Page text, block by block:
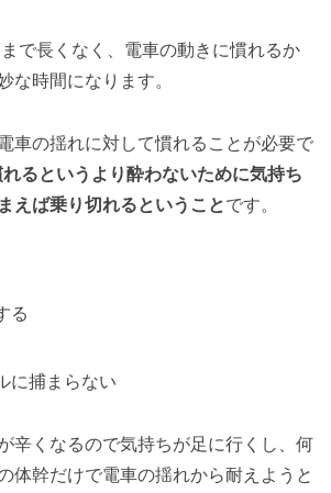
で長くなく、電車の動きに慣れるか
な時間になります。
車の揺れに対して慣れることが必要で
るというより酔わないために気持ち
えば乗り切れるということです。
る
に捕まらない
辛くなるので気持ちが足に行くし、何
体幹だけで電車の揺れから耐えようと